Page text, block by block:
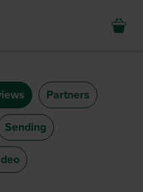
Partners
Sending